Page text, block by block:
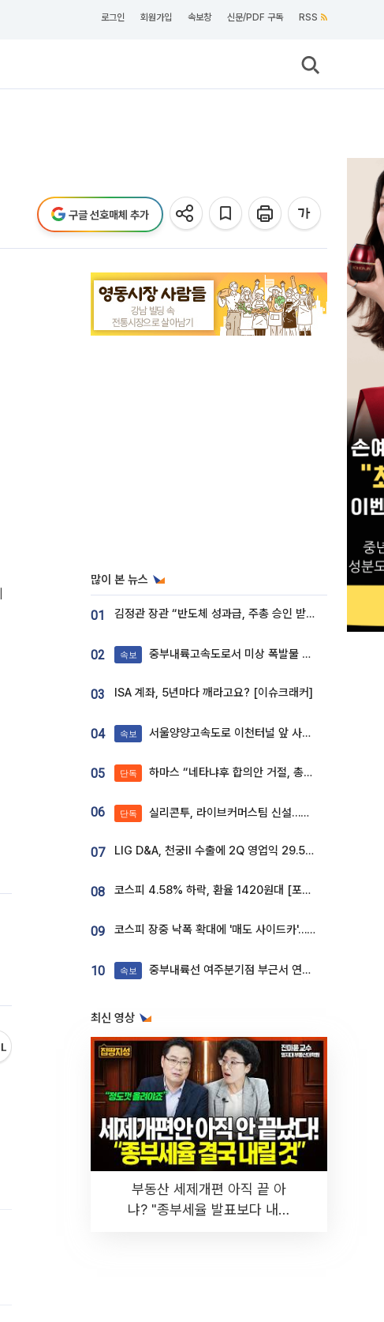
로그인 회원가입 속보창 신문/PDF 구독 RSS
구글 선호매체 추가
많이 본 뉴스
01 김정관 장관 “반도체 성과급, 주총 승인 받도록”…상법·자본시장법 개정 시사
02 속보 중부내륙고속도로서 미상 폭발물 발견
03 ISA 계좌, 5년마다 깨라고요? [이슈크래커]
04 속보 서울양양고속도로 이천터널 앞 사고 발생
05 단독 하마스 “네타냐후 합의안 거절, 총선 앞두고 시간 끌기”
06 단독 실리콘투, 라이브커머스팀 신설…K뷰티 ‘글로벌 판매망’ 확대[K뷰티 라방戰]
07 LIG D&A, 천궁Ⅱ 수출에 2Q 영업익 29.5%↑…수주잔고 24.6조 [종합]
08 코스피 4.58% 하락, 환율 1420원대 [포토]
09 코스피 장중 낙폭 확대에 '매도 사이드카'…외인 2.8조'팔자'· 개인 3.1조 '사자'
10 속보 중부내륙선 여주분기점 부근서 연이은 추돌사고 발생
최신 영상
부동산 세제개편 아직 끝 아
냐? "종부세율 발표보다 내릴